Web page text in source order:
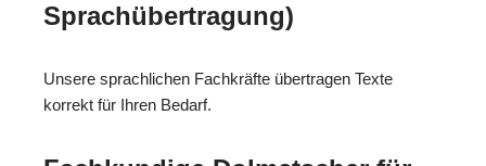
Sprachübertragung)
Unsere sprachlichen Fachkräfte übertragen Texte
korrekt für Ihren Bedarf.